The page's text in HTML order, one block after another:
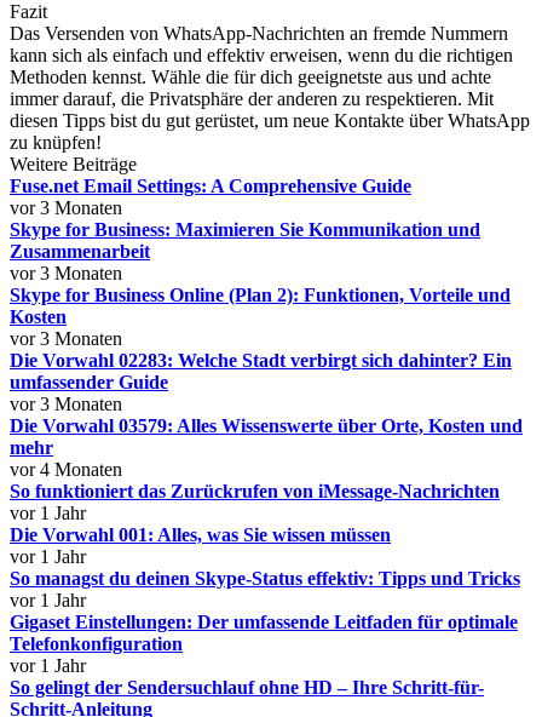
Fazit
Das Versenden von WhatsApp-Nachrichten an fremde Nummern
kann sich als einfach und effektiv erweisen, wenn du die richtigen
Methoden kennst. Wähle die für dich geeignetste aus und achte
immer darauf, die Privatsphäre der anderen zu respektieren. Mit
diesen Tipps bist du gut gerüstet, um neue Kontakte über WhatsApp
zu knüpfen!
Weitere Beiträge
Fuse.net Email Settings: A Comprehensive Guide
vor 3 Monaten
Skype for Business: Maximieren Sie Kommunikation und
Zusammenarbeit
vor 3 Monaten
Skype for Business Online (Plan 2): Funktionen, Vorteile und
Kosten
vor 3 Monaten
Die Vorwahl 02283: Welche Stadt verbirgt sich dahinter? Ein
umfassender Guide
vor 3 Monaten
Die Vorwahl 03579: Alles Wissenswerte über Orte, Kosten und
mehr
vor 4 Monaten
So funktioniert das Zurückrufen von iMessage-Nachrichten
vor 1 Jahr
Die Vorwahl 001: Alles, was Sie wissen müssen
vor 1 Jahr
So managst du deinen Skype-Status effektiv: Tipps und Tricks
vor 1 Jahr
Gigaset Einstellungen: Der umfassende Leitfaden für optimale
Telefonkonfiguration
vor 1 Jahr
So gelingt der Sendersuchlauf ohne HD – Ihre Schritt-für-
Schritt-Anleitung